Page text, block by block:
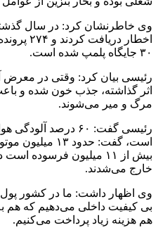
اخطار
۳۰ جایگاه پلمپ شده است.
رئیسی بیان کرد: وقتی در معرض
اثر گذاشته، جذب خون شده و
مرگ و میر می‌شوند.
رئیسی گفت: ۶۰ درصد
است، گفت: حدود
بیش از ۱۱ میلیون
خارج می‌شدند.
وی اظهار داشت: ما در کشور
بی کیفیت داخلی می‌دهیم که هم
هم هزینه زیاد پرداخت می‌کنیم.